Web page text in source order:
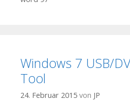
Windows 7 USB/
Tool
24. Februar 2015 von JP